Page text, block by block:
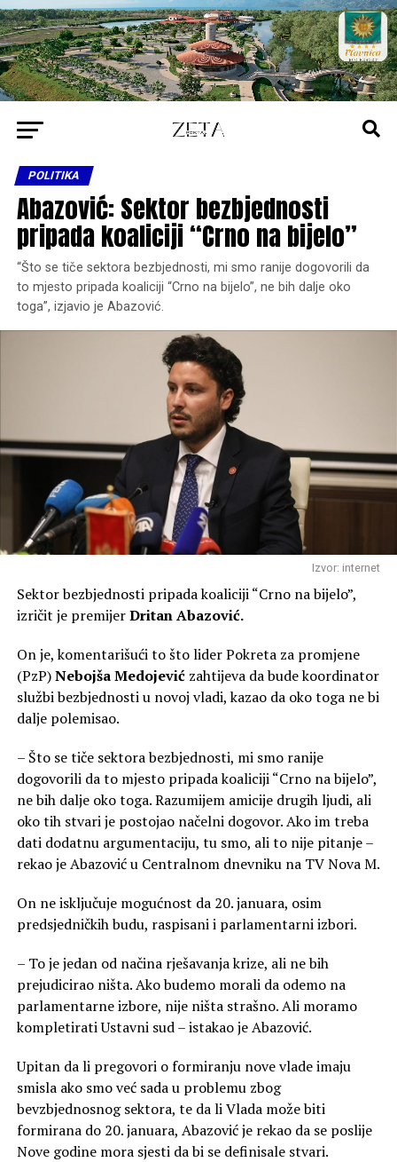
POLITIKA
Abazović: Sektor bezbjednosti
pripada koaliciji “Crno na bijelo”
“Što se tiče sektora bezbjednosti, mi smo ranije dogovorili da
to mjesto pripada koaliciji “Crno na bijelo”, ne bih dalje oko
toga”, izjavio je Abazović.
Izvor: internet
Sektor bezbjednosti pripada koaliciji “Crno na bijelo”,
izričit je premijerDritan Abazović.
On je, komentarišući to što lider Pokreta za promjene
(PzP)Nebojša Medojevićzahtijeva da bude koordinator
službi bezbjednosti u novoj vladi, kazao da oko toga ne bi
dalje polemisao.
– Što se tiče sektora bezbjednosti, mi smo ranije
dogovorili da to mjesto pripada koaliciji “Crno na bijelo”,
ne bih dalje oko toga. Razumijem amicije drugih ljudi, ali
oko tih stvari je postojao načelni dogovor. Ako im treba
dati dodatnu argumentaciju, tu smo, ali to nije pitanje –
rekao je Abazović u Centralnom dnevniku na TV Nova M.
On ne isključuje mogućnost da 20. januara, osim
predsjedničkih budu, raspisani i parlamentarni izbori.
– To je jedan od načina rješavanja krize, ali ne bih
prejudicirao ništa. Ako budemo morali da odemo na
parlamentarne izbore, nije ništa strašno. Ali moramo
kompletirati Ustavni sud – istakao je Abazović.
Upitan da li pregovori o formiranju nove vlade imaju
smisla ako smo već sada u problemu zbog
bevzbjednosnog sektora, te da li Vlada može biti
formirana do 20. januara, Abazović je rekao da se poslije
Nove godine mora sjesti da bi se definisale stvari.